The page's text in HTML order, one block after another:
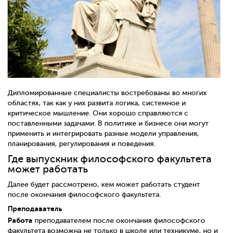
Дипломированные специалисты востребованы во многих
областях, так как у них развита логика, системное и
критическое мышление. Они хорошо справляются с
поставленными задачами. В политике и бизнесе они могут
применить и интегрировать разные модели управления,
планирования, регулирования и поведения.
Где выпускник философского факультета
может работать
Далее будет рассмотрено, кем может работать студент
после окончания философского факультета.
Преподаватель
Работа преподавателем после окончания философского
факультета возможна не только в школе или техникуме, но и